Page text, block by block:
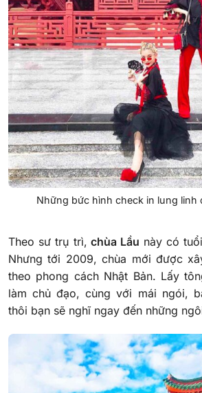
Những bức hình check in lung linh
Theo sư trụ trì, chùa Lầu này có
Nhưng tới 2009, chùa mới được
theo phong cách Nhật Bản. Lấy
làm chủ đạo, cùng với mái ngói,
thôi bạn sẽ nghĩ ngay đến những